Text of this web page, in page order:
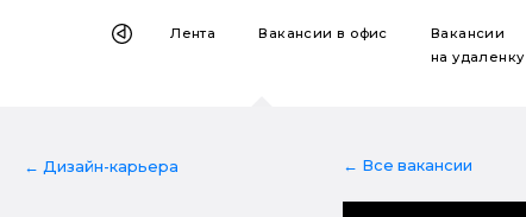
Лента Вакансиив офис
Вакансии
на удаленку
← Дизайн-карьера ← Все вакансии